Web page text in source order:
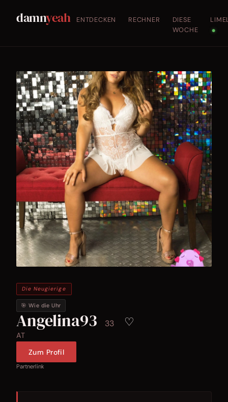
damnyeah ENTDECKEN RECHNER
DIESE
WOCHE
●
Die Neugierige
🎯 Wie die Uhr
Angelina93 33 ♡
AT
Zum Profil
Partnerlink